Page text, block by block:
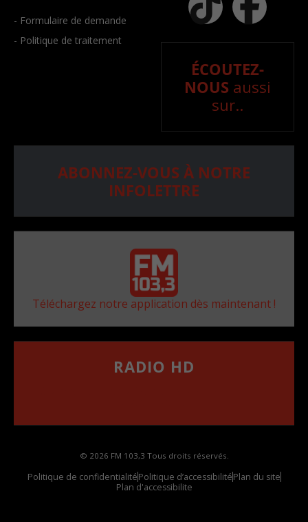
- Formulaire de demande
- Politique de traitement
ÉCOUTEZ-
NOUS aussi
sur..
ABONNEZ-VOUS À NOTRE
INFOLETTRE
Téléchargez notre application dès maintenant !
RADIO HD
© 2026 FM 103,3 Tous droits réservés.
Politique de confidentialitéPolitique d’accessibilitéPlan du site
Plan d'accessibilite